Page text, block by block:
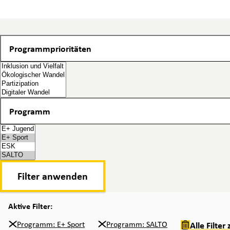
Programmprioritäten
Programm
2 items selected
Filter anwenden
Aktive Filter:
Programm: E+ Sport Programm: SALTO Alle Filter